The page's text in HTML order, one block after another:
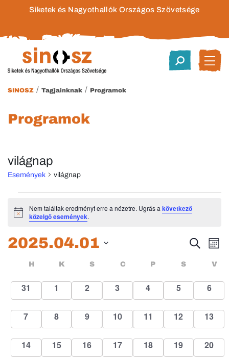
Siketek és Nagyothallók Országos Szövetsége
SINOSZ / Tagjainknak / Programok
Programok
világnap
Események világnap
Események
Notice
Nem találtak eredményt erre a nézetre. Ugrás akövetkező
közelgő események.
és
nézet
Keresett
kifejezés
2025.04.01
kiválasztása.
Események
naptár
H HÉTFŐ
K KEDD
S SZERDA
C CSÜTÖRTÖK
P PÉNTEK
S V
0
események
31
0
események
1
0
események
2
0
események
3
0
események
4
0
események
5
0
6
0
események
7
0
események
8
0
események
9
0
események
10
0
események
11
0
események
12
0
13
0
események
14
0
események
15
0
események
16
0
események
17
0
események
18
0
események
19
0
20